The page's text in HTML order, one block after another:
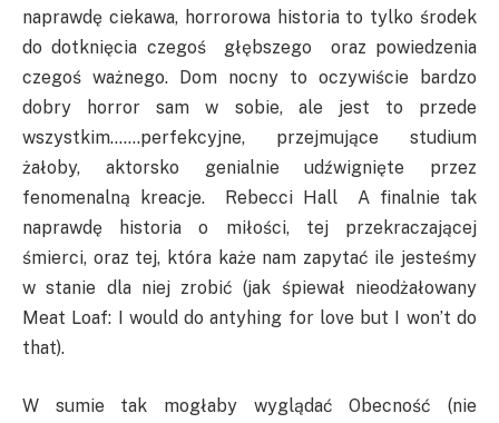
naprawdę ciekawa, horrorowa historia to tylko środek
do dotknięcia czegoś głębszego oraz powiedzenia
czegoś ważnego. Dom nocny to oczywiście bardzo
dobry horror sam w sobie, ale jest to przede
wszystkim…….perfekcyjne, przejmujące studium
żałoby, aktorsko genialnie udźwignięte przez
fenomenalną kreacje. Rebecci Hall A finalnie tak
naprawdę historia o miłości, tej przekraczającej
śmierci, oraz tej, która każe nam zapytać ile jesteśmy
w stanie dla niej zrobić (jak śpiewał nieodżałowany
Meat Loaf: I would do antyhing for love but I won’t do
that).
W sumie tak mogłaby wyglądać Obecność (nie